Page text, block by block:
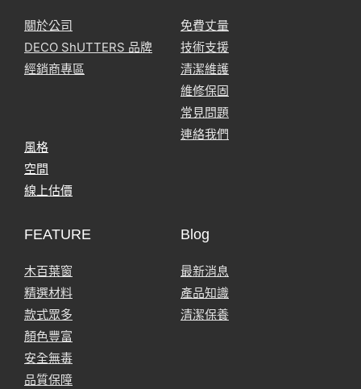
關於公司
DECO ShUTTERS 品牌
經銷商專區
風格
空間
線上估價
免費丈量
技術支援
清潔維護
維修保固
常見問題
連絡我們
FEATURE
木百葉窗
精選材料
款式眾多
顏色豐富
安全無毒
品質保障
Blog
最新消息
產品知識
清潔保養